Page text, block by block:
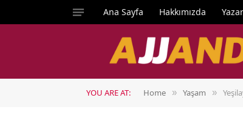
Ana Sayfa Hakkımızda
YOU ARE AT: Home » Yaşam »